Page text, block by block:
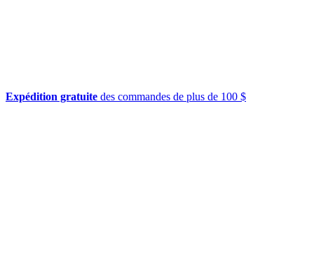
Expédition gratuite des commandes de plus de 100 $